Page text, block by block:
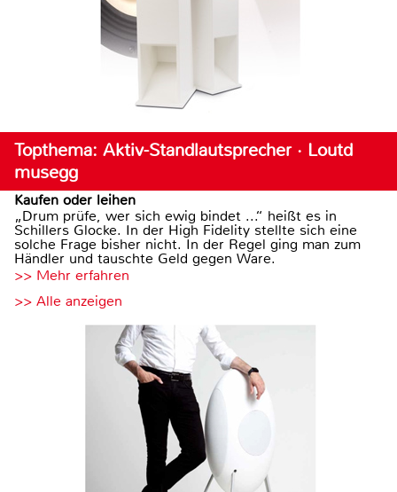
Topthema: Aktiv-Standlautsprecher · Loutd
musegg
Kaufen oder leihen
„Drum prüfe, wer sich ewig bindet ...“ heißt es in
Schillers Glocke. In der High Fidelity stellte sich eine
solche Frage bisher nicht. In der Regel ging man zum
Händler und tauschte Geld gegen Ware.
>> Mehr erfahren
>> Alle anzeigen